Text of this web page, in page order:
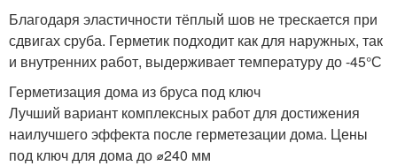
Благодаря эластичности тёплый шов не трескается при
сдвигах сруба. Герметик подходит как для наружных, так
и внутренних работ, выдерживает температуру до -45°С
Герметизация дома из бруса под ключ
Лучший вариант комплексных работ для достижения
наилучшего эффекта после герметезации дома. Цены
под ключ для дома до ⌀240 мм